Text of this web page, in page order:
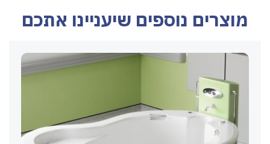
מוצרים נוספים שיעניינו אתכם